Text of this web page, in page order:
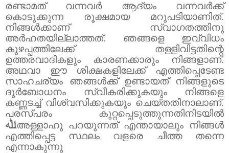
രണ്ടാമത് വന്നവർ ആദ്യം വന്നവർക്ക്
കൊടുക്കുന്ന രൂക്ഷമായ മറുപടിയാണിത്.
നിങ്ങൾക്കാണ് സ്വാഗതത്തിനു
അർഹതയില്ലാത്തത്.
ഞങ്ങളെ ഇവ്വിധം
കുഴപ്പത്തിലേക്ക് തള്ളിവിട്ടതിന്റെ
ഉത്തരവാദികളും കാരണക്കാരും നിങ്ങളാണ്.
അഥവാ ഈ ശിക്ഷകളിലേക്ക് എത്തിപ്പെടേണ്ട
സാഹചര്യം ഞങ്ങൾക്ക് ഉണ്ടായത് നിങ്ങളുടെ
ദുർബോധനം സ്വീകരിക്കുകയും നിങ്ങളെ
കണ്ണടച്ച് വിശ്വസിക്കുകയും ചെയ്തതിനാലാണ്.
പരസ്പരം കുറ്റപ്പെടുത്തുന്നതിനിടയിൽ
ﷲഅള്ളാഹു പറയുന്നത് എന്തായാലും നിങ്ങൾ
എത്തിപ്പെട്ട സ്ഥലം വളരെ ചീത്ത തന്നെ
എന്നാകുന്നു